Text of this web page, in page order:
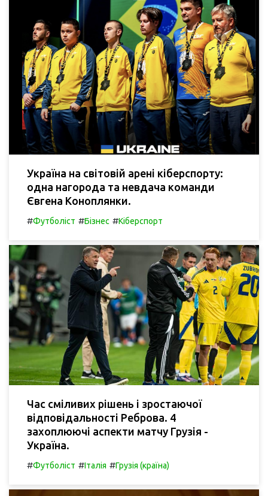
Україна на світовій арені кіберспорту:
одна нагорода та невдача команди
Євгена Коноплянки.
#Футболіст #Бізнес #Кіберспорт
Час сміливих рішень і зростаючої
відповідальності Реброва. 4
захоплюючі аспекти матчу Грузія -
Україна.
#Футболіст #Італія #Грузія (країна)